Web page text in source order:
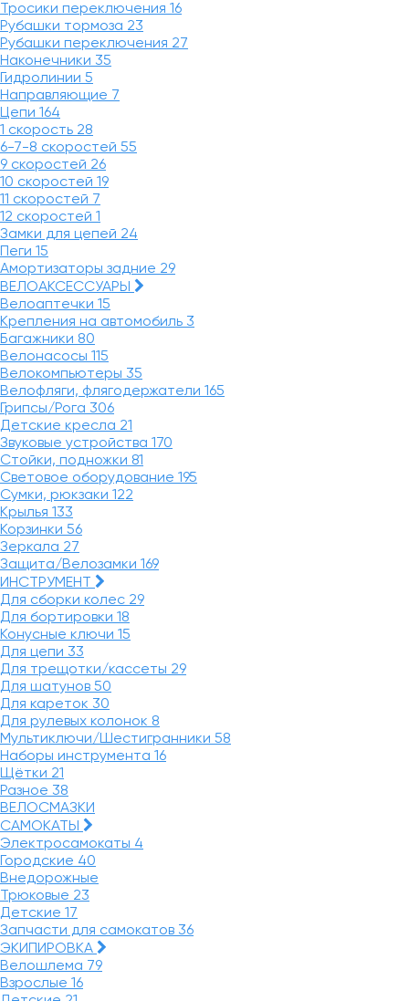
Тросики переключения 16
Рубашки тормоза 23
Рубашки переключения 27
Наконечники 35
Гидролинии 5
Направляющие 7
Цепи 164
1 скорость 28
6-7-8 скоростей 55
9 скоростей 26
10 скоростей 19
11 скоростей 7
12 скоростей 1
Замки для цепей 24
Пеги 15
Амортизаторы задние 29
ВЕЛОАКСЕССУАРЫ
Велоаптечки 15
Крепления на автомобиль 3
Багажники 80
Велонасосы 115
Велокомпьютеры 35
Велофляги, флягодержатели 165
Грипсы/Рога 306
Детские кресла 21
Звуковые устройства 170
Стойки, подножки 81
Световое оборудование 195
Сумки, рюкзаки 122
Крылья 133
Корзинки 56
Зеркала 27
Защита/Велозамки 169
ИНСТРУМЕНТ
Для сборки колес 29
Для бортировки 18
Конусные ключи 15
Для цепи 33
Для трещотки/кассеты 29
Для шатунов 50
Для кареток 30
Для рулевых колонок 8
Мультиключи/Шестигранники 58
Наборы инструмента 16
Щётки 21
Разное 38
ВЕЛОСМАЗКИ
САМОКАТЫ
Электросамокаты 4
Городские 40
Внедорожные
Трюковые 23
Детские 17
Запчасти для самокатов 36
ЭКИПИРОВКА
Велошлема 79
Взрослые 16